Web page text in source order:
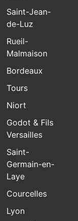
Saint-Jean-
de-Luz
Rueil-
Malmaison
Bordeaux
Tours
Niort
Godot & Fils
Versailles
Saint-
Germain-en-
Laye
Courcelles
Lyon